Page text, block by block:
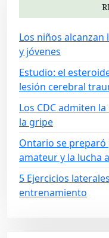
g
a
t
i
o
n
Los niños alcanzan
y jóvenes
Estudio: el
lesión cerebral
Los CDC admiten
la gripe
Ontario se
amateur y la lucha
5 Ejercicios
entrenamiento